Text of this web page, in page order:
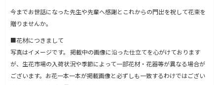
今までお世話になった先生や先輩へ感謝とこれからの門出を祝して花束を
贈りませんか。
■花材につきまして
写真はイメージです。 掲載中の画像に沿った仕立てを心がけております
が、生花市場の入荷状況や季節によって一部花材・花器等が異なる場合が
ございます。お花一本一本が掲載画像と必ずしも一致するわけではござい